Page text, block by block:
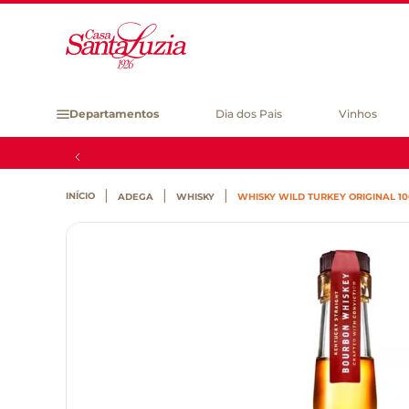
Departamentos Dia dos Pais Vinhos
ADEGA WHISKY WHISKY WILD TURKEY ORIGINAL